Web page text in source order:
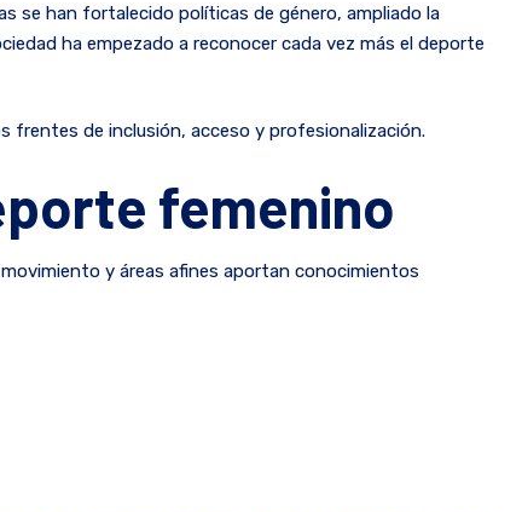
se han fortalecido políticas de género, ampliado la
ha empezado a reconocer cada vez más el deporte
frentes de inclusión, acceso y profesionalización.
femenino
y áreas afines aportan conocimientos